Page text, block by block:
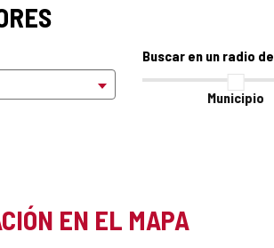
Buscar en un radio de
Municipio
EN EL MAPA